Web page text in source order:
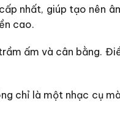
nhất, giúp tạo nên
cao.
ấm và cân bằng.
chỉ là một nhạc cụ